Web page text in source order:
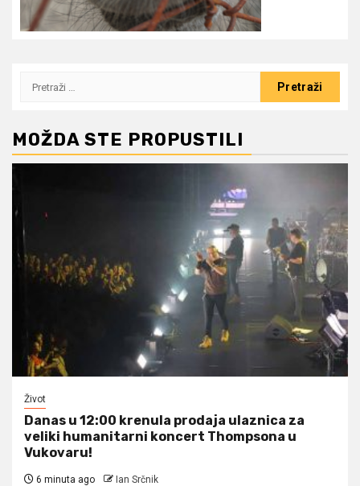
Pretraži:
MOŽDA STE PROPUSTILI
Život
Danas u 12:00 krenula prodaja ulaznica za
veliki humanitarni koncert Thompsona u
Vukovaru!
6 minuta ago Ian Srčnik